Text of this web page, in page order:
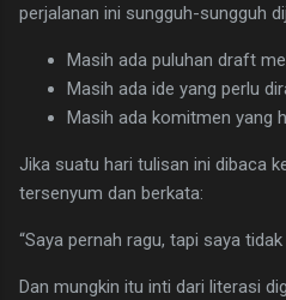
perjalanan ini sungguh-sungguh
Masih ada puluhan draft
Masih ada ide yang perlu
Masih ada komitmen yang
Jika suatu hari tulisan ini dibaca
tersenyum dan berkata:
“Saya pernah ragu, tapi saya tidak
Dan mungkin itu inti dari literasi